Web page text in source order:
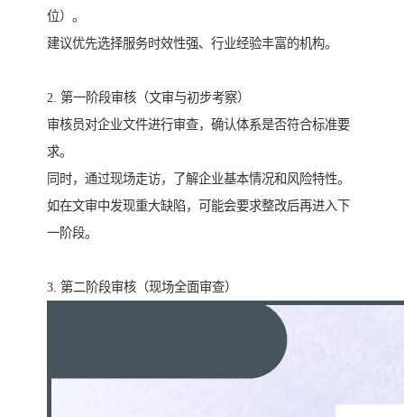
位）。
建议优先选择服务时效性强、行业经验丰富的机构。
2. 第一阶段审核（文审与初步考察）
审核员对企业文件进行审查，确认体系是否符合标准要
求。
同时，通过现场走访，了解企业基本情况和风险特性。
如在文审中发现重大缺陷，可能会要求整改后再进入下
一阶段。
3. 第二阶段审核（现场全面审查）